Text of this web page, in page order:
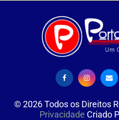
©2026Todos os Direitos
Privacidade Criado